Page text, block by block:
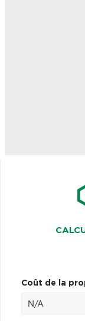
Coût de la